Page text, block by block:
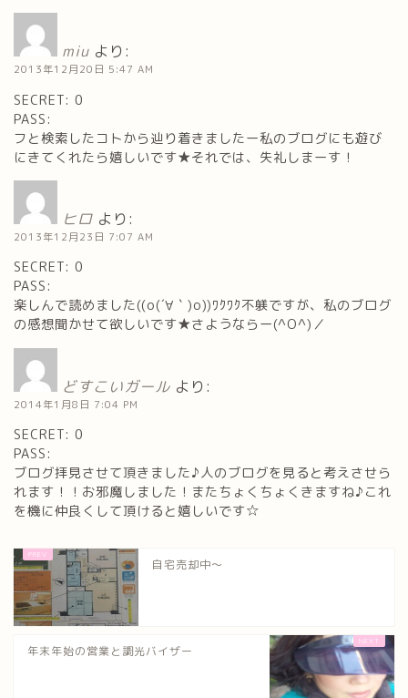
miu より:
2013年12月20日 5:47 AM
SECRET: 0
PASS:
フと検索したコトから辿り着きましたー私のブログにも遊び
にきてくれたら嬉しいです★それでは、失礼しまーす！
ヒロ より:
2013年12月23日 7:07 AM
SECRET: 0
PASS:
楽しんで読めました((o(´∀｀)o))ﾜｸﾜｸ不躾ですが、私のブログ
の感想聞かせて欲しいです★さようならー(^O^)／
どすこいガール より:
2014年1月8日 7:04 PM
SECRET: 0
PASS:
ブログ拝見させて頂きました♪人のブログを見ると考えさせら
れます！！お邪魔しました！またちょくちょくきますね♪これ
を機に仲良くして頂けると嬉しいです☆
自宅売却中～
年末年始の営業と調光バイザー